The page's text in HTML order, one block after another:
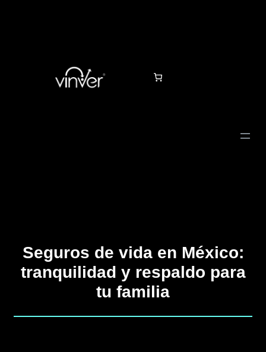
Seguros de vida en México:
tranquilidad y respaldo para
tu familia